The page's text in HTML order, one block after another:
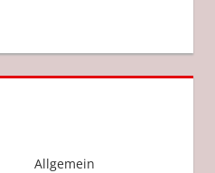
Anke Hackethal
Allgemein